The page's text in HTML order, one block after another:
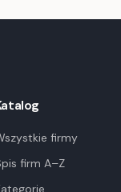
firmy
firm A–Z